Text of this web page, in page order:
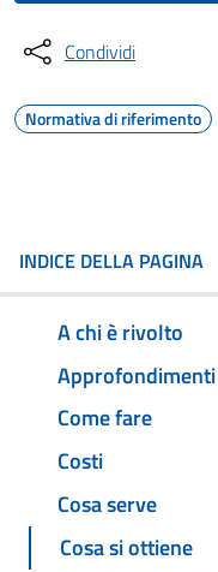
Condividi
Normativa di riferimento
INDICE DELLA PAGINA
A chi è rivolto
Approfondimenti
Come fare
Costi
Cosa serve
Cosa si ottiene